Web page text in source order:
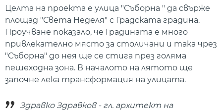
Целта на проекта е улица "Съборна " да свърже
площад "Света Неделя" с Градската градина.
Проучване показало, че Градината е много
привлекателно място за столичани и така чрез
"Съборна" до нея ще се стига през голяма
пешеходна зона. В началото на лятото ще
започне лека трансформация на улицата.
Здравко Здравков - гл. архитект на